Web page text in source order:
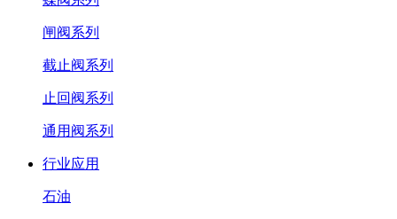
闸阀系列
截止阀系列
止回阀系列
通用阀系列
行业应用
石油